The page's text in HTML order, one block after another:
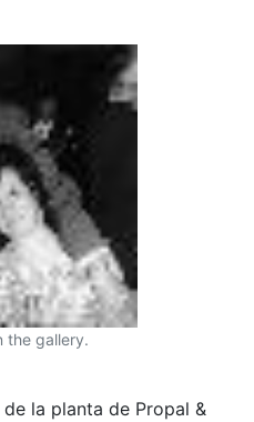
the gallery.
de la planta de Propal &